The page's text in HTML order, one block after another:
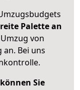
Palette an
von
Bei uns
Sie